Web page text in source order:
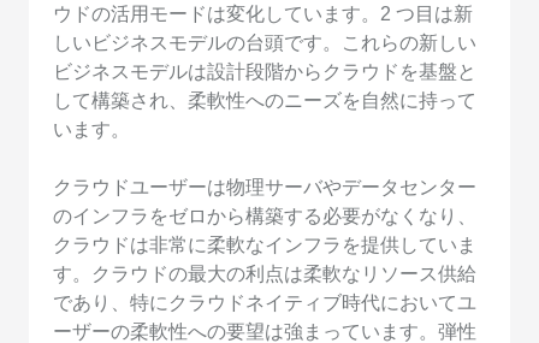
ウドの活用モードは変化しています。2 つ目は新
しいビジネスモデルの台頭です。これらの新しい
ビジネスモデルは設計段階からクラウドを基盤と
して構築され、柔軟性へのニーズを自然に持って
います。
クラウドユーザーは物理サーバやデータセンター
のインフラをゼロから構築する必要がなくなり、
クラウドは非常に柔軟なインフラを提供していま
す。クラウドの最大の利点は柔軟なリソース供給
であり、特にクラウドネイティブ時代においてユ
ーザーの柔軟性への要望は強まっています。弾性